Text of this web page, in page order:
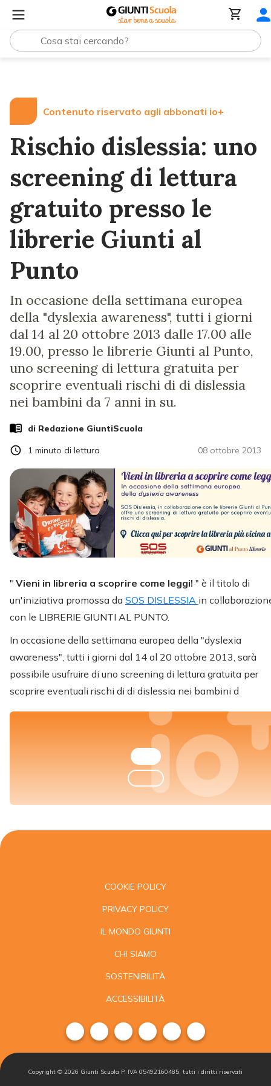
Contenuto riservato agli abbonati io+
Rischio dislessia: uno
screening di lettura
gratuito presso le
librerie Giunti al
Punto
In occasione della settimana europea
della "dyslexia awareness", tutti i giorni
dal 14 al 20 ottobre 2013 dalle 17.00 alle
19.00, presso le librerie Giunti al Punto,
uno screening di lettura gratuita per
scoprire eventuali rischi di di dislessia
nei bambini da 7 anni in su.
di Redazione GiuntiScuola
08 ottobre 2013
1 minuto di lettura
" Vieni in libreria a scoprire come leggi! " è il titolo di
un'iniziativa promossa da SOS DISLESSIA in
con le LIBRERIE GIUNTI AL PUNTO.
In occasione della settimana europea della "dyslexia
awareness", tutti i giorni dal 14 al 20 ottobre 2013, sarà
possibile usufruire di uno screening di lettura gratuita per
scoprire eventuali rischi di di dislessia nei bambini d
COOKIE POLICY
PRIVACY POLICY
IL MONDO GIUNTI
CHI SIAMO
SOSTENIBILITÀ
ACCESSIBILITÀ
Copyright ©2026 Giunti Scuola P. IVA 05492160485, tutti i diritti riservati